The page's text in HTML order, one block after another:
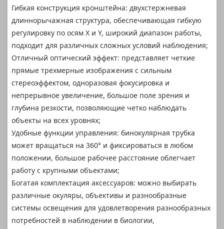
Гибкая конструкция кронштейна: двухстержневая
длиннорычажная структура, обеспечивающая гибкую
регулировку по осям X и Y, широкий диапазон работы,
подходит для различных сложных условий наблюдения;
Отличный оптический эффект: представляет четкие
прямые трехмерные изображения с сильным
стереоэффектом, одноразовая фокусировка и
непрерывное увеличение, большое поле зрения и
глубина резкости, позволяющие четко наблюдать
объекты на всех уровнях;
Удобные функции управления: бинокулярная трубка
может вращаться на 360° и фиксироваться в любом
положении, большое рабочее расстояние облегчает
работу с крупными объектами;
Богатая комплектация аксессуаров: можно выбирать
различные окуляры, объективы и разнообразные
системы освещения для удовлетворения разнообразных
потребностей в наблюдении в биологии,